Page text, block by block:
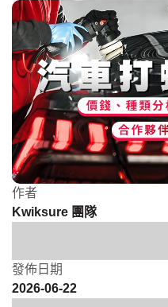
作者
Kwiksure 團隊
發佈日期
2026-06-22